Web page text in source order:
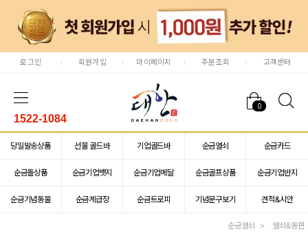
로그인 회원가입 마이페이지 주문조회 고객센터
0
1522-1084
당일발송상품 선물 골드바 기업골드바 순금열쇠 순금카드
순금돌상품 순금기업뱃지 순금기업메달 순금골프상품 순금기업반지
순금기념동물 순금계급장 순금트로피 기념문구보기 견적&시안
순금열쇠 열쇠&동판